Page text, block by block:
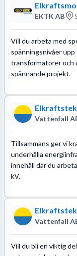
EKTK AB
Vill du arbeta med
spänningsnivåer
transformatorer och
spännande projekt.
Vattenfall
Tillsammans ger vi
underhålla
innehåll där du
kV.
Vattenfall
Vill du bli en viktig